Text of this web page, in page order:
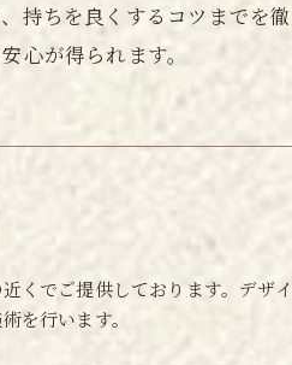
持ちを良くするコツまでを
心が得られます。
くでご提供しております。デザ
を行います。